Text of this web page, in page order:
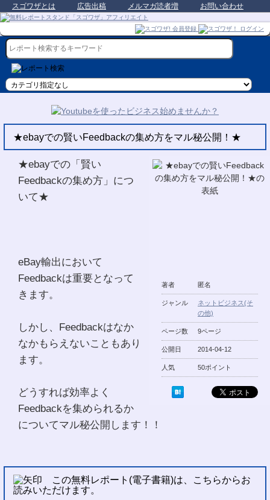
スゴワザとは 広告出稿 メルマガ読者増 お問い合わせ
★ebayでの賢いFeedbackの集め方をマル秘公開！★
著者 匿名
ジャンル
ネットビジネス(そ
の他)
ページ数 9ページ
公開日 2014-04-12
人気 50ポイント
★ebayでの「賢い
Feedbackの集め方」につ
いて★
eBay輸出において
Feedbackは重要となって
きます。
しかし、Feedbackはなか
なかもらえないこともあり
ます。
どうすれば効率よく
Feedbackを集められるか
についてマル秘公開します！！
この無料レポート(電子書籍)は、こちらからお
読みいただけます。